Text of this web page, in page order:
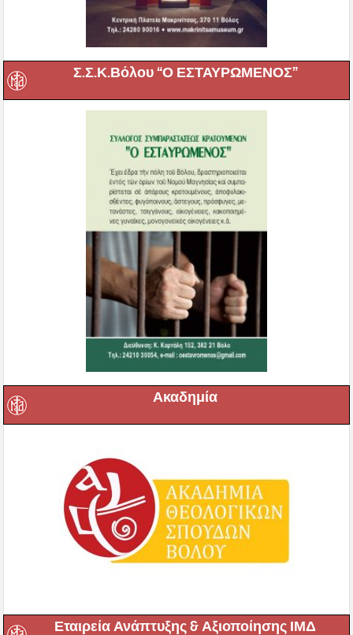
Σ.Σ.Κ.Βόλου “Ο ΕΣΤΑΥΡΩΜΕΝΟΣ”
Ακαδημία
Εταιρεία Ανάπτυξης & Αξιοποίησης ΙΜΔ